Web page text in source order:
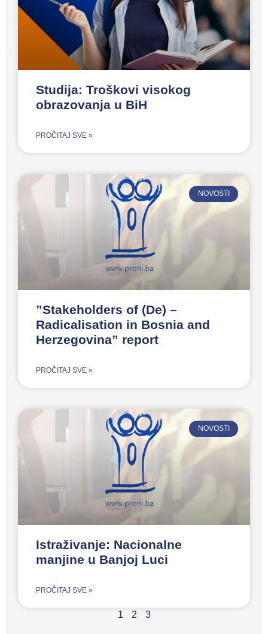
Studija: Troškovi visokog
obrazovanja u BiH
PROČITAJ SVE »
NOVOSTI
”Stakeholders of (De) –
Radicalisation in Bosnia and
Herzegovina” report
PROČITAJ SVE »
NOVOSTI
Istraživanje: Nacionalne
manjine u Banjoj Luci
PROČITAJ SVE »
1 2 3